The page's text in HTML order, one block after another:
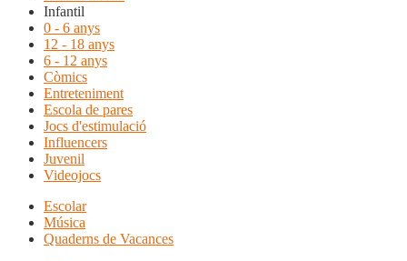
Infantil
0 - 6 anys
12 - 18 anys
6 - 12 anys
Còmics
Entreteniment
Escola de pares
Jocs d'estimulació
Influencers
Juvenil
Videojocs
Escolar
Música
Quaderns de Vacances